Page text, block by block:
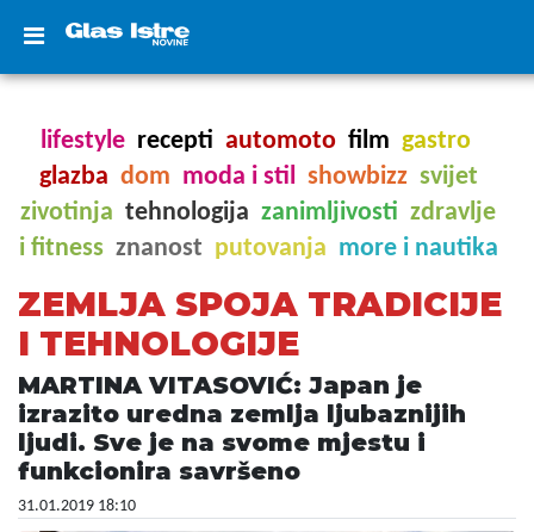
lifestyle recepti automoto film gastro
glazba dom moda i stil showbizz svijet
zivotinja tehnologija zanimljivosti zdravlje
i fitness znanost putovanja more i nautika
ZEMLJA SPOJA TRADICIJE
I TEHNOLOGIJE
MARTINA VITASOVIĆ: Japan je
izrazito uredna zemlja ljubaznijih
ljudi. Sve je na svome mjestu i
funkcionira savršeno
31.01.2019 18:10